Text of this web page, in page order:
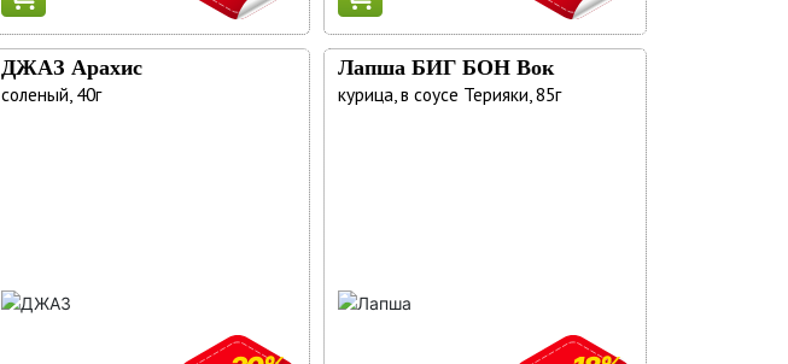
ДЖАЗ Арахис
соленый, 40г
Лапша БИГ БОН Вок
курица, в соусе Терияки, 85г